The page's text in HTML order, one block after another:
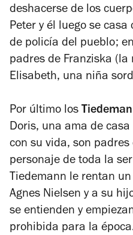
deshacerse de los
Peter y él luego se
de policía del pueblo;
padres de Franziska (la
Elisabeth, una niña
Por último los
Doris, una ama de
con su vida, son padres
personaje de toda la
Tiedemann le rentan
Agnes Nielsen y a su
se entienden y
prohibida para la